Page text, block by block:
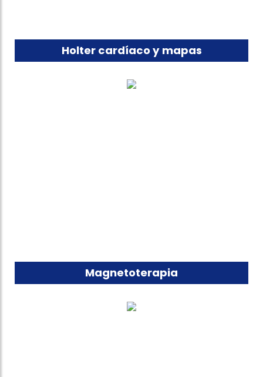
Holter cardíaco y mapas
Magnetoterapia